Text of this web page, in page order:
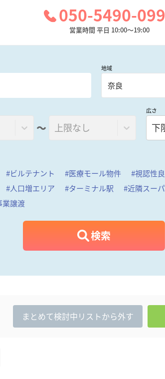
050-5490-
営業時間 平日 10:00～19:00
地域
奈良
〜 上限なし
広さ
下
#ビルテナント #医療モール物件 #視認性
#人口増エリア #ターミナル駅 #近隣スー
業譲渡
検索
まとめて検討中リストから外す